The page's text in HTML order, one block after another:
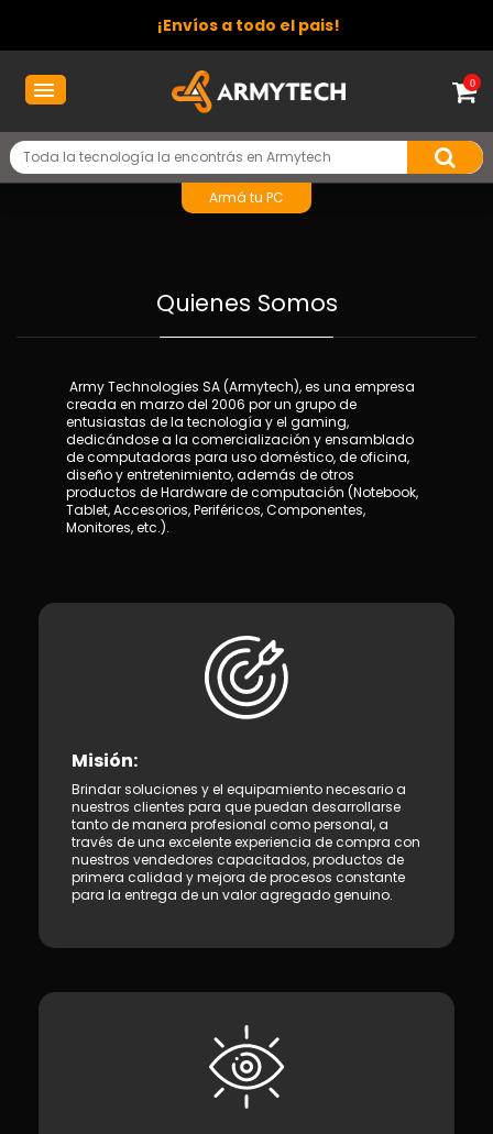
¡Envíos a todo el pais!
0
Armá tu PC
Quienes Somos
Army Technologies SA (Armytech), es una empresa
creada en marzo del 2006 por un grupo de
entusiastas de la tecnología y el gaming,
dedicándose a la comercialización y ensamblado
de computadoras para uso doméstico, de oficina,
diseño y entretenimiento, además de otros
productos de Hardware de computación (Notebook,
Tablet, Accesorios, Periféricos, Componentes,
Monitores, etc.).
Misión:
Brindar soluciones y el equipamiento necesario a
nuestros clientes para que puedan desarrollarse
tanto de manera profesional como personal, a
través de una excelente experiencia de compra con
nuestros vendedores capacitados, productos de
primera calidad y mejora de procesos constante
para la entrega de un valor agregado genuino.